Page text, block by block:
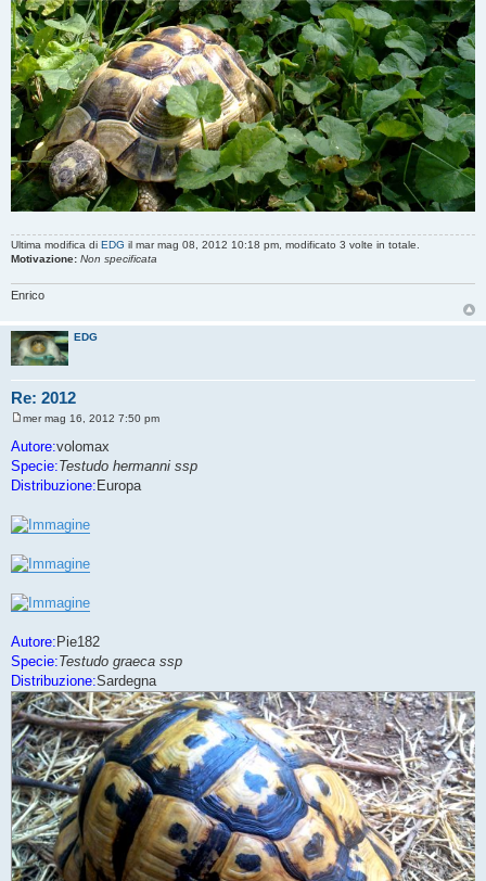
Ultima modifica di EDG il mar mag 08, 2012 10:18 pm, modificato 3 volte in totale.
Motivazione: Non specificata
Enrico
EDG
Re: 2012
s
s
g
i
o
mer mag 16, 2012 7:50 pm
Autore:volomax
Specie:Testudo hermanni ssp
Distribuzione: Europa
Autore: Pie182
Specie:Testudo graeca ssp
Distribuzione:Sardegna